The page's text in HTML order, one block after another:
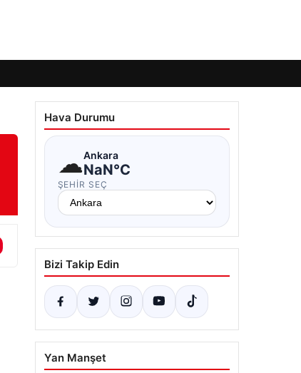
Hava Durumu
☁Ankara
NaN°C
ŞEHIR SEÇ
Bizi Takip Edin
Yan Manşet